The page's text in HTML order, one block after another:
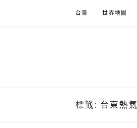
台灣 世界地圖
標籤: 台東熱